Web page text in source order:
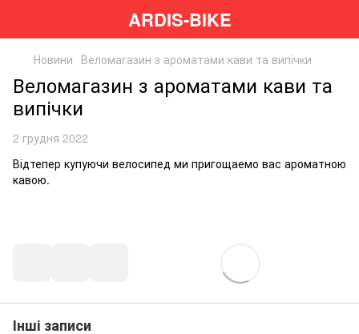
ARDIS-BIKE
Новини Веломагазин з ароматами кави та випічки
Веломагазин з ароматами кави та
випічки
2 грудня 2022
Відтепер купуючи велосипед ми пригощаемо вас ароматною
кавою.
Інші записи